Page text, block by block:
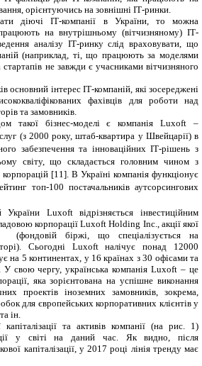
орієнтуючись на зовнішні ІТ-ринки.
діючі ІТ-компанії в України, то можна
на внутрішньому (вітчизняному) ІТ-
аналізу ІТ-ринку слід враховувати, що
(наприклад, ті, що працюють за моделями
стартапів не завжди є учасниками вітчизняного
основний інтерес ІТ-компаній, які зосереджені
фахівців для роботи над
та замовників.
такої бізнес-моделі є компанія Luxoft –
(з 2000 року, штаб-квартира у Швейцарії) в
забезпечення та інноваційних ІТ-рішень з
світу, що складається головним чином з
[11]. В Україні компанія функціонує
топ-100 постачальників аутсорсингових
України Luxoft відрізняється інвестиційним
корпорації Luxoft Holding Inc., акції якої
біржі, що спеціалізується на
Сьогодні Luxoft налічує понад 12000
на 5 континентах, у 16 країнах з 30 офісами та
свою чергу, українська компаніяLuxoft– це
яка зорієнтована на успішне виконання
проектів іноземних замовників, зокрема,
для європейських корпоративних клієнтів у
ін.
капіталізації та активів компанії (на рис. 1)
у світі на даний час. Як видно, після
капіталізації, у 2017 році лінія тренду має